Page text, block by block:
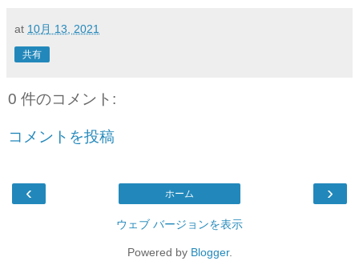
at 10月 13, 2021
共有
0 件のコメント:
コメントを投稿
‹ ›
ホーム
ウェブ バージョンを表示
Powered by Blogger.